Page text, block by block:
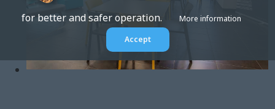
for better and safer operation.
More information
Accept